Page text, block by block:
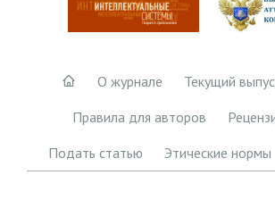
О журнале Текущий
Правила для авторов
Подать статью
Этические нормы